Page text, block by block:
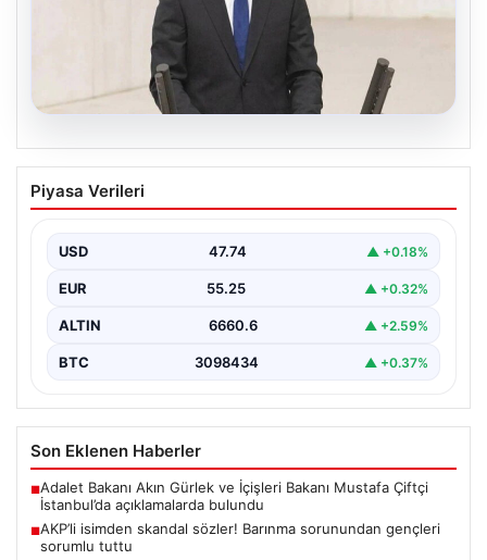
07.08.2026
AKP’li isimden skandal sözler! Barınma
sorunundan gençleri sorumlu tuttu
Sorunu ve Gençlerin Sorumluluğu Üzerine Tartışmalar",
"content":…
Piyasa Verileri
USD 47.74 ▲ +0.18%
EUR 55.25 ▲ +0.32%
ALTIN 6660.6 ▲ +2.59%
BTC 3098434 ▲ +0.37%
Son Eklenen Haberler
■Adalet Bakanı Akın Gürlek ve İçişleri Bakanı Mustafa Çiftçi
İstanbul’da açıklamalarda bulundu
■AKP’li isimden skandal sözler! Barınma sorunundan gençleri
sorumlu tuttu